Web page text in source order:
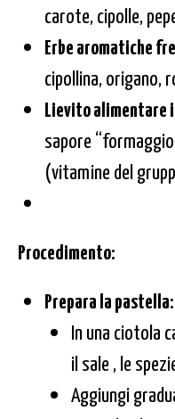
carote, cipolle,
Erbe aromatiche
cipollina, origano,
Lievito alimentare
sapore
(vitamine del
Procedimento:
Prepara la pastella:
In una ciotola
il sale , le
Aggiungi